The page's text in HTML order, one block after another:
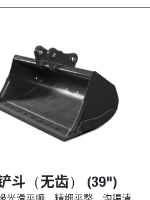
斗（无齿） (39")